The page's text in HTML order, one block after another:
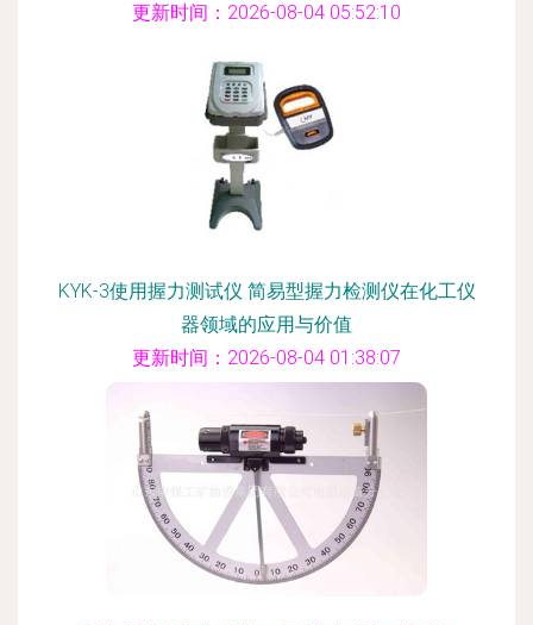
更新时间：2026-08-04 05:52:10
KYK-3使用握力测试仪 简易型握力检测仪在化工仪
器领域的应用与价值
更新时间：2026-08-04 01:38:07